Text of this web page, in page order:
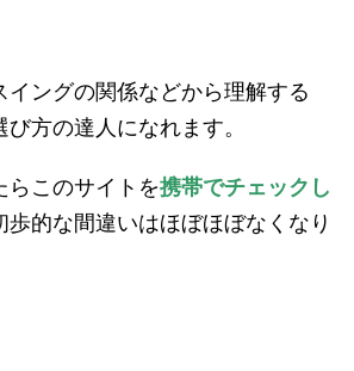
イングの関係などから理解する
方の達人になれます。
らこのサイトを携帯でチェックし
歩的な間違いはほぼほぼなくなり